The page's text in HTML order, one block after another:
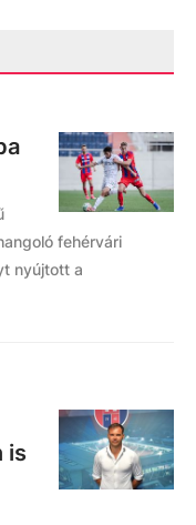
fehérvári
nyújtott a
is